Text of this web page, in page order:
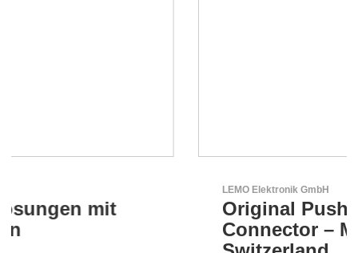
Original Push-Pull-
Connector – Made in